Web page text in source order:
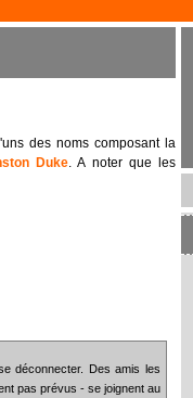
des noms composant la
Duke. A noter que les
déconnecter. Des amis les
pas prévus - se joignent au